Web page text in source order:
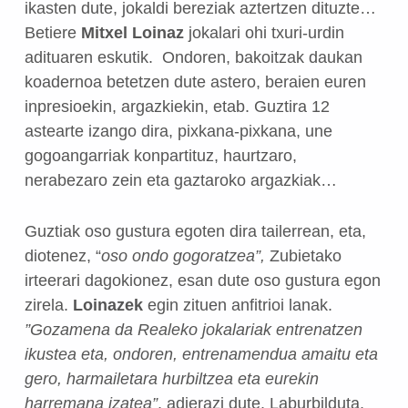
ikasten dute, jokaldi bereziak aztertzen dituzte…
Betiere Mitxel Loinazjokalari ohi txuri-urdin
adituaren eskutik. Ondoren, bakoitzak daukan
koadernoa betetzen dute astero, beraien euren
inpresioekin, argazkiekin, etab. Guztira 12
astearte izango dira, pixkana-pixkana, une
gogoangarriak konpartituz, haurtzaro,
nerabezaro zein eta gaztaroko argazkiak…
Guztiak oso gustura egoten dira tailerrean, eta,
diotenez, “oso ondo gogoratzea”, Zubietako
irteerari dagokionez, esan dute oso gustura egon
zirela. Loinazek egin zituen anfitrioi lanak.
”Gozamena da Realeko jokalariak entrenatzen
ikustea eta, ondoren, entrenamendua amaitu eta
gero, harmailetara hurbiltzea eta eurekin
harremana izatea”, adierazi dute. Laburbilduta,